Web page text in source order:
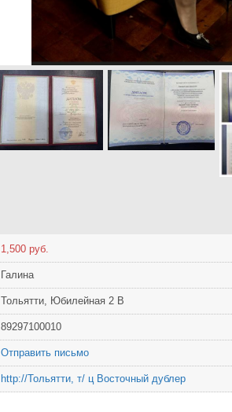
1,500 руб.
Галина
Тольятти, Юбилейная 2 В
89297100010
Отправить письмо
http://Тольятти, т/ ц Восточный дублер